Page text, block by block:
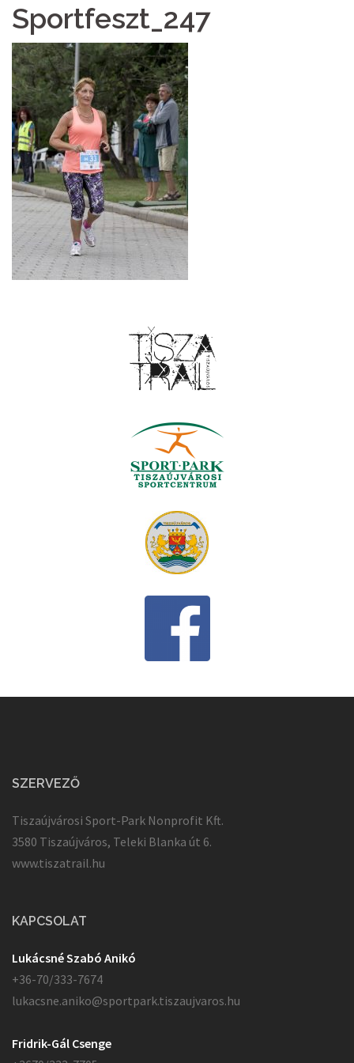
Sportfeszt_247
SZERVEZŐ
Tiszaújvárosi Sport-Park Nonprofit Kft.
3580 Tiszaújváros, Teleki Blanka út 6.
www.tiszatrail.hu
KAPCSOLAT
Lukácsné Szabó Anikó
+36-70/333-7674
lukacsne.aniko@sportpark.tiszaujvaros.hu
Fridrik-Gál Csenge